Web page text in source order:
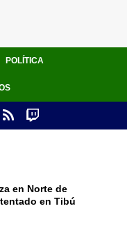
POLÍTICA
en Norte de
en Tibú